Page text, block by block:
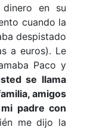
en su
cuando la
despistado
a euros). Le
Paco y
se llama
amigos
padre con
me dijo la